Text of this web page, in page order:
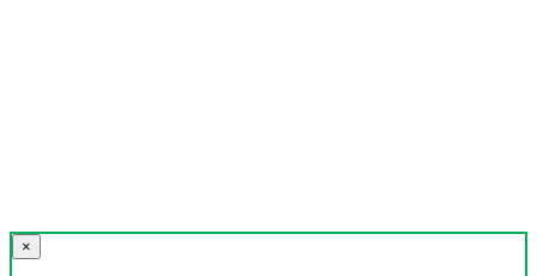
×